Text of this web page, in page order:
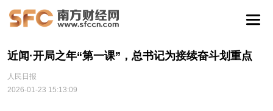
近闻·开局之年“第一课”，总书记为接续奋斗划重点
人民日报
2026-01-23 15:13:09